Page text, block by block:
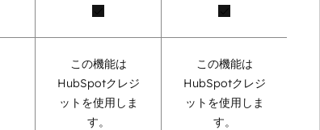
この機能は
HubSpotクレジ
ットを使用しま
す。
この機能は
HubSpotクレジ
ットを使用しま
す。